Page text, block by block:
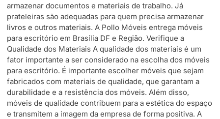
armazenar documentos e materiais de trabalho. Já
prateleiras são adequadas para quem precisa armazenar
livros e outros materiais. A Pollo Móveis entrega móveis
para escritório em Brasília DF e Região. Verifique a
Qualidade dos Materiais A qualidade dos materiais é um
fator importante a ser considerado na escolha dos móveis
para escritório. É importante escolher móveis que sejam
fabricados com materiais de qualidade, que garantam a
durabilidade e a resistência dos móveis. Além disso,
móveis de qualidade contribuem para a estética do espaço
e transmitem a imagem da empresa de forma positiva. A